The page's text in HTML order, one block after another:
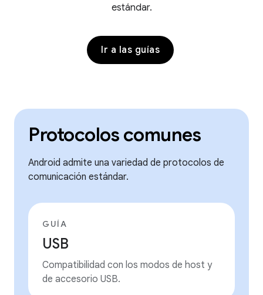
estándar.
Ir a las guías
Protocolos comunes
Android admite una variedad de protocolos de
comunicación estándar.
GUÍA
USB
Compatibilidad con los modos de host y
de accesorio USB.